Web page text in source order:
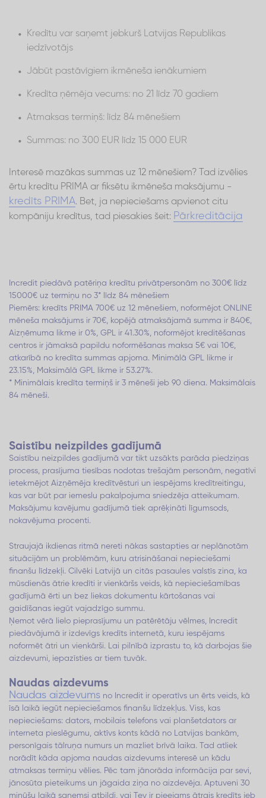
Kredītu var saņemt jebkurš Latvijas Republikas
iedzīvotājs
Jābūt pastāvīgiem ikmēneša ienākumiem
Kredīta ņēmēja vecums: no 21 līdz 70 gadiem
Atmaksas termiņš: līdz 84 mēnešiem
Summas: no 300 EUR līdz 15 000 EUR
Interesē mazākas summas uz 12 mēnešiem? Tad izvēlies
ērtu kredītu PRIMA ar fiksētu ikmēneša maksājumu -
kredīts PRIMA. Bet, ja nepieciešams apvienot citu
kompāniju kredītus, tad piesakies šeit: Pārkreditācija
Incredit piedāvā patēriņa kredītu privātpersonām no 300€ līdz
15000€ uz termiņu no 3* līdz 84 mēnešiem
Piemērs: kredīts PRIMA 700€ uz 12 mēnešiem, noformējot ONLINE
mēneša maksājums ir 70€, kopējā atmaksājamā summa ir 840€,
Aizņēmuma likme ir 0%, GPL ir 41.30%, noformējot kreditēšanas
centros ir jāmaksā papildu noformēšanas maksa 5€ vai 10€,
atkarībā no kredīta summas apjoma. Minimālā GPL likme ir
23.15%, Maksimālā GPL likme ir 53.27%.
* Minimālais kredīta termiņš ir 3 mēneši jeb 90 diena. Maksimālais
84 mēneši.
Saistību neizpildes gadījumā
Saistību neizpildes gadījumā var tikt uzsākts parāda piedziņas
process, prasījuma tiesības nodotas trešajām personām, negatīvi
ietekmējot Aizņēmēja kredītvēsturi un iespējams kredītreitingu,
kas var būt par iemeslu pakalpojuma sniedzēja atteikumam.
Maksājumu kavējumu gadījumā tiek aprēķināti līgumsods,
nokavējuma procenti.
Straujajā ikdienas ritmā nereti nākas sastapties ar neplānotām
situācijām un problēmām, kuru atrisināšanai nepieciešami
finanšu līdzekļi. Cilvēki Latvijā un citās pasaules valstīs zina, ka
mūsdienās ātrie kredīti ir vienkāršs veids, kā nepieciešamības
gadījumā ērti un bez liekas dokumentu kārtošanas vai
gaidīšanas iegūt vajadzīgo summu.
Ņemot vērā lielo pieprasījumu un patērētāju vēlmes, Incredit
piedāvājumā ir izdevīgs kredīts internetā, kuru iespējams
noformēt ātri un vienkārši. Lai pilnībā izprastu to, kā darbojas šie
aizdevumi, iepazīsties ar tiem tuvāk.
Naudas aizdevums
Naudas aizdevums no Incredit ir operatīvs un ērts veids, kā
īsā laikā iegūt nepieciešamos finanšu līdzekļus. Viss, kas
nepieciešams: dators, mobilais telefons vai planšetdators ar
interneta pieslēgumu, aktīvs konts kādā no Latvijas bankām,
personīgais tālruņa numurs un mazliet brīvā laika. Tad atliek
norādīt kāda apjoma naudas aizdevums interesē un kādu
atmaksas termiņu vēlies. Pēc tam jānorāda informācija par sevi,
jānosūta pieteikums un jāgaida ziņa no aizdevēja. Aptuveni 30
minūšu laikā saņemsi atbildi, vai Tev ir pieejams ātrais kredīts jeb